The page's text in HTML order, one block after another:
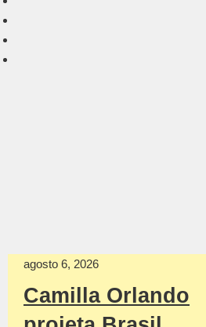
agosto 6, 2026
Camilla Orlando